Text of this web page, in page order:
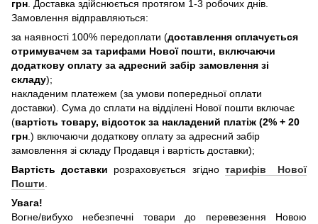
грн . Доставка здійснюється протягом 1-3 робочих днів.
Замовлення відправляються:
за наявності 100% передоплати (доставлення сплачується
отримувачем за тарифами Нової пошти, включаючи
додаткову оплату за адресний забір замовлення зі
складу);
накладеним платежем (за умови попередньої оплати
доставки). Сума до сплати на відділені Нової пошти включає
(вартість товару, відсоток за накладений платіж (2% + 20
грн .) включаючи додаткову оплату за адресний забір
замовлення зі складу Продавця і вартість доставки);
Вартість доставки розраховується згідно тарифів Нової
Пошти
Увага!
Вогне/вибухо небезпечні товари до перевезення Новою